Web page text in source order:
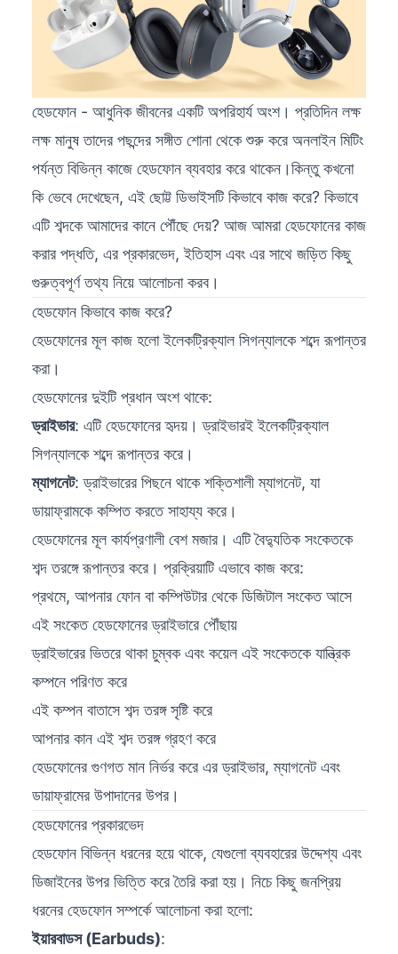
হেডফোন - আধুনিক জীবনের একটি অপরিহার্য অংশ। প্রতিদিন লক্ষ
লক্ষ মানুষ তাদের পছন্দের সঙ্গীত শোনা থেকে শুরু করে অনলাইন মিটিং
পর্যন্ত বিভিন্ন কাজে হেডফোন ব্যবহার করে থাকেন।কিন্তু কখনো
কি ভেবে দেখেছেন, এই ছোট্ট ডিভাইসটি কিভাবে কাজ করে? কিভাবে
এটি শব্দকে আমাদের কানে পৌঁছে দেয়? আজ আমরা হেডফোনের কাজ
করার পদ্ধতি, এর প্রকারভেদ, ইতিহাস এবং এর সাথে জড়িত কিছু
গুরুত্বপূর্ণ তথ্য নিয়ে আলোচনা করব।
হেডফোন কিভাবে কাজ করে?
হেডফোনের মূল কাজ হলো ইলেকট্রিক্যাল সিগন্যালকে শব্দে রূপান্তর
করা।
হেডফোনের দুইটি প্রধান অংশ থাকে:
ড্রাইভার: এটি হেডফোনের হৃদয়। ড্রাইভারই ইলেকট্রিক্যাল
সিগন্যালকে শব্দে রূপান্তর করে।
ম্যাগনেট: ড্রাইভারের পিছনে থাকে শক্তিশালী ম্যাগনেট, যা
ডায়াফ্রামকে কম্পিত করতে সাহায্য করে।
হেডফোনের মূল কার্যপ্রণালী বেশ মজার। এটি বৈদ্যুতিক সংকেতকে
শব্দ তরঙ্গে রূপান্তর করে। প্রক্রিয়াটি এভাবে কাজ করে:
প্রথমে, আপনার ফোন বা কম্পিউটার থেকে ডিজিটাল সংকেত আসে
এই সংকেত হেডফোনের ড্রাইভারে পৌঁছায়
ড্রাইভারের ভিতরে থাকা চুম্বক এবং কয়েল এই সংকেতকে যান্ত্রিক
কম্পনে পরিণত করে
এই কম্পন বাতাসে শব্দ তরঙ্গ সৃষ্টি করে
আপনার কান এই শব্দ তরঙ্গ গ্রহণ করে
হেডফোনের গুণগত মান নির্ভর করে এর ড্রাইভার, ম্যাগনেট এবং
ডায়াফ্রামের উপাদানের উপর।
হেডফোনের প্রকারভেদ
হেডফোন বিভিন্ন ধরনের হয়ে থাকে, যেগুলো ব্যবহারের উদ্দেশ্য এবং
ডিজাইনের উপর ভিত্তি করে তৈরি করা হয়। নিচে কিছু জনপ্রিয়
ধরনের হেডফোন সম্পর্কে আলোচনা করা হলো:
ইয়ারবাডস (Earbuds):